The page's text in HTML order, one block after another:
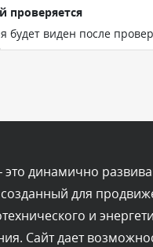
проверяется
будет виден после
проверяется
будет виден после
это динамично
созданный для
и
Сайт дает